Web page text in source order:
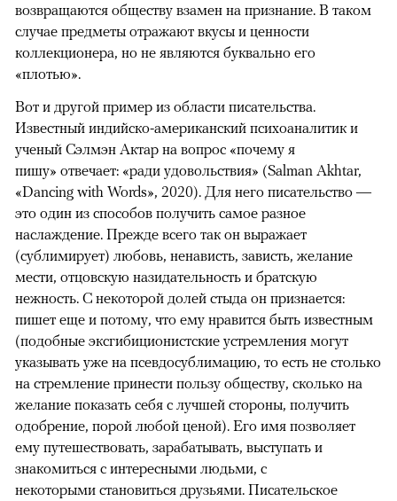
возвращаются обществу взамен на признание. В таком
случае предметы отражают вкусы и ценности
коллекционера, но не являются буквально его
«плотью».
Вот и другой пример из области писательства.
Известный индийско-американский психоаналитик и
ученый Сэлмэн Актар на вопрос «почему я
пишу» отвечает: «ради удовольствия» (Salman Akhtar,
«Dancing with Words», 2020). Для него писательство —
это один из способов получить самое разное
наслаждение. Прежде всего так он выражает
(сублимирует) любовь, ненависть, зависть, желание
мести, отцовскую назидательность и братскую
нежность. С некоторой долей стыда он признается:
пишет еще и потому, что ему нравится быть известным
(подобные эксгибиционистские устремления могут
указывать уже на псевдосублимацию, то есть не столько
на стремление принести пользу обществу, сколько на
желание показать себя с лучшей стороны, получить
одобрение, порой любой ценой). Его имя позволяет
ему путешествовать, зарабатывать, выступать и
знакомиться с интересными людьми, с
некоторыми становиться друзьями. Писательское